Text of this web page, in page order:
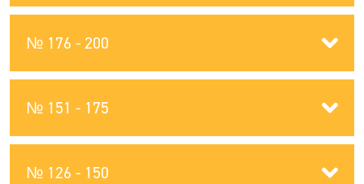
№ 126 - 150
№ 151 - 175
№ 176 - 200